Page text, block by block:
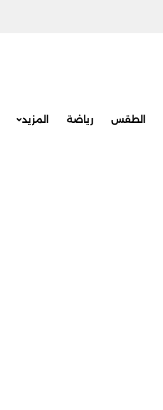
الطقس رياضة المزيد